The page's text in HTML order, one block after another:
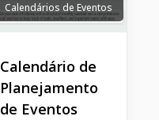
Calendários de Eventos
Calendário de
Planejamento
de Eventos